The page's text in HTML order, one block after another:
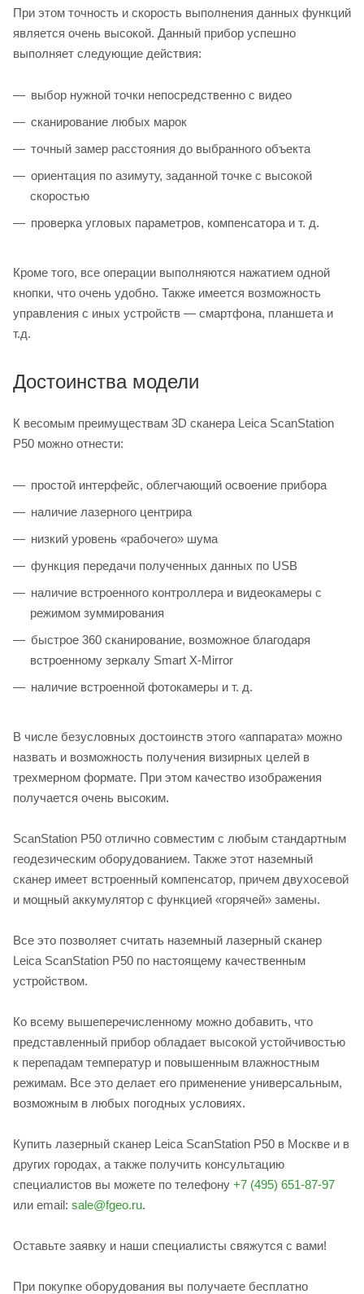
При этом точность и скорость выполнения данных функций
является очень высокой. Данный прибор успешно
выполняет следующие действия:
выбор нужной точки непосредственно с видео
сканирование любых марок
точный замер расстояния до выбранного объекта
ориентация по азимуту, заданной точке с высокой
скоростью
проверка угловых параметров, компенсатора и т. д.
Кроме того, все операции выполняются нажатием одной
кнопки, что очень удобно. Также имеется возможность
управления с иных устройств — смартфона, планшета и
т.д.
Достоинства модели
К весомым преимуществам 3D сканера Leica ScanStation
P50 можно отнести:
простой интерфейс, облегчающий освоение прибора
наличие лазерного центрира
низкий уровень «рабочего» шума
функция передачи полученных данных по USB
наличие встроенного контроллера и видеокамеры с
режимом зуммирования
быстрое 360 сканирование, возможное благодаря
встроенному зеркалу Smart X-Mirror
наличие встроенной фотокамеры и т. д.
В числе безусловных достоинств этого «аппарата» можно
назвать и возможность получения визирных целей в
трехмерном формате. При этом качество изображения
получается очень высоким.
ScanStation P50 отлично совместим с любым стандартным
геодезическим оборудованием. Также этот наземный
сканер имеет встроенный компенсатор, причем двухосевой
и мощный аккумулятор с функцией «горячей» замены.
Все это позволяет считать наземный лазерный сканер
Leica ScanStation P50 по настоящему качественным
устройством.
Ко всему вышеперечисленному можно добавить, что
представленный прибор обладает высокой устойчивостью
к перепадам температур и повышенным влажностным
режимам. Все это делает его применение универсальным,
возможным в любых погодных условиях.
Купить лазерный сканер Leica ScanStation P50 в Москве и в
других городах, а также получить консультацию
специалистов вы можете по телефону +7 (495) 651-87-97
или email: sale@fgeo.ru.
Оставьте заявку и наши специалисты свяжутся с вами!
При покупке оборудования вы получаете бесплатно